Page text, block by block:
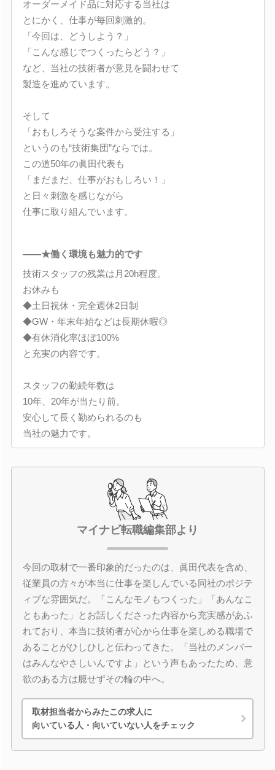
オーダーメイド品に対応する当社は
とにかく、仕事が毎回刺激的。
「今回は、どうしよう？」
「こんな感じでつくったらどう？」
など、当社の技術者が意見を闘わせて
製造を進めています。
そして
「おもしろそうな案件から受注する」
というのも“技術集団”ならでは。
この道50年の眞田代表も
「まだまだ、仕事がおもしろい！」
と日々刺激を感じながら
仕事に取り組んでいます。
――★働く環境も魅力的です
技術スタッフの残業は月20h程度。
お休みも
◆土日祝休・完全週休2日制
◆GW・年末年始などは長期休暇◎
◆有休消化率ほぼ100%
と充実の内容です。
スタッフの勤続年数は
10年、20年が当たり前。
安心して長く勤められるのも
当社の魅力です。
マイナビ転職編集部より
今回の取材で一番印象的だったのは、眞田代表を含め、
従業員の方々が本当に仕事を楽しんでいる同社のポジテ
ィブな雰囲気だ。「こんなモノもつくった」「あんなこ
ともあった」とお話しくださった内容から充実感があふ
れており、本当に技術者が心から仕事を楽しめる職場で
あることがひしひしと伝わってきた。「当社のメンバー
はみんなやさしいんですよ」という声もあったため、意
欲のある方は臆せずその輪の中へ。
取材担当者からみたこの求人に
向いている人・向いていない人をチェック